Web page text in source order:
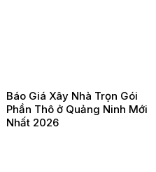
Báo Giá Xây Nhà Trọn Gói
Phần Thô ở Quảng Ninh Mới
Nhất 2026